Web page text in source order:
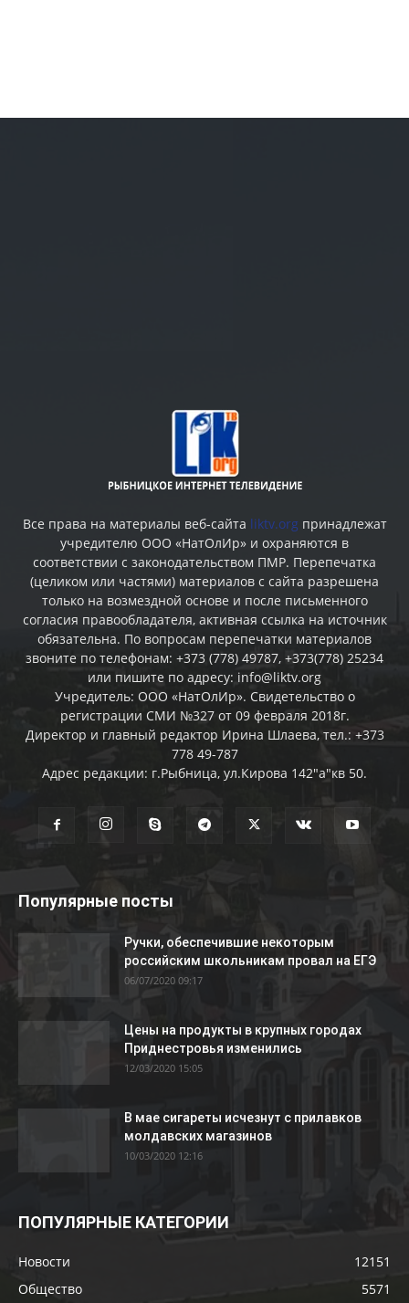
Все права на материалы веб-сайта liktv.org принадлежат
учредителю ООО «НатОлИр» и охраняются в
соответствии с законодательством ПМР. Перепечатка
(целиком или частями) материалов c сайта разрешена
только на возмездной основе и после письменного
согласия правообладателя, активная ссылка на источник
обязательна. По вопросам перепечатки материалов
звоните по телефонам: +373 (778) 49787, +373(778) 25234
или пишите по адресу: info@liktv.org
Учредитель: ООО «НатОлИр». Свидетельство о
регистрации СМИ №327 от 09 февраля 2018г.
Директор и главный редактор Ирина Шлаева, тел.: +373
778 49-787
Адрес редакции: г.Рыбница, ул.Кирова 142"а"кв 50.
Популярные посты
Ручки, обеспечившие некоторым
российским школьникам провал на ЕГЭ
06/07/2020 09:17
Цены на продукты в крупных городах
Приднестровья изменились
12/03/2020 15:05
В мае сигареты исчезнут с прилавков
молдавских магазинов
10/03/2020 12:16
ПОПУЛЯРНЫЕ КАТЕГОРИИ
Новости
12151
Общество
5571